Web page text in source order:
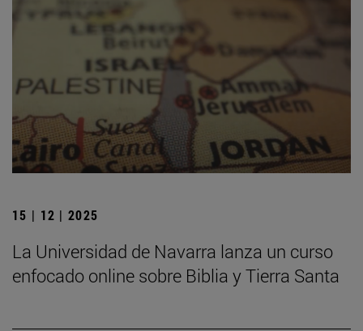
15 | 12 | 2025
La Universidad de Navarra lanza un curso
enfocado online sobre Biblia y Tierra Santa